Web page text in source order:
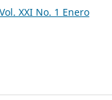
XXI No. 1 Enero